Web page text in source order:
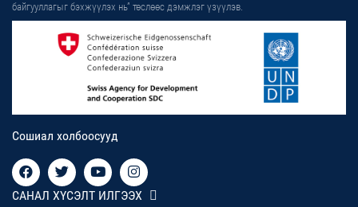
байгууллагыг бэхжүүлэх нь” төслөөс дэмжлэг үзүүлэв.
Сошиал холбоосууд
САНАЛ ХҮСЭЛТ ИЛГЭЭХ